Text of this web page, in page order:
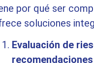
por qué ser
soluciones
Evaluación de